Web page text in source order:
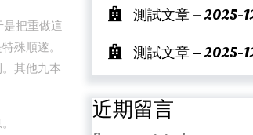
把重做這
殊順遂。
其他九本
測試文章 – 2025-
測試文章 – 2025-
近期留言